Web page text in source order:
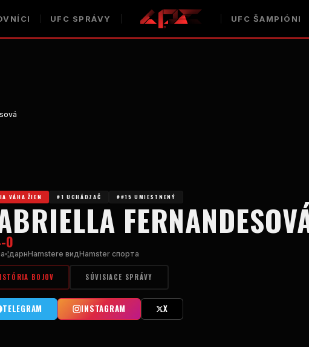
UFC SPRÁVY UFC ŠAMPIÓNI
VÁHA ŽIEN #1 UCHÁDZAČ ##15 UMIESTNENÝ
0
¦дарнHamsterе видHamster спорта
BOJOV SÚVISIACE SPRÁVY
TELEGRAM INSTAGRAM X